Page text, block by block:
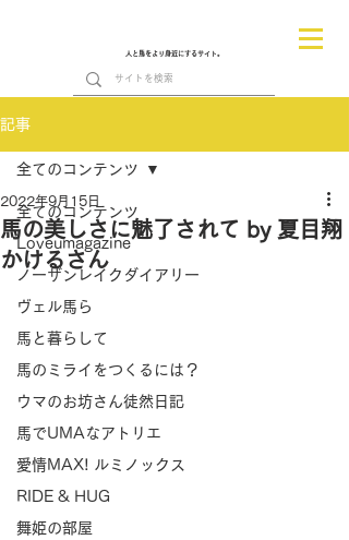
人と馬をより身近にするサイト。
記事
全てのコンテンツ
Loveumagazine
ノーザンレイクダイアリー
ヴェル馬ら
馬と暮らして
馬のミライをつくるには？
ウマのお坊さん徒然日記
馬でUMAなアトリエ
愛情MAX! ルミノックス
RIDE & HUG
舞姫の部屋
全てのコンテンツ
馬の美しさに魅了されて by 夏目翔
かけるさん
2022年9月15日